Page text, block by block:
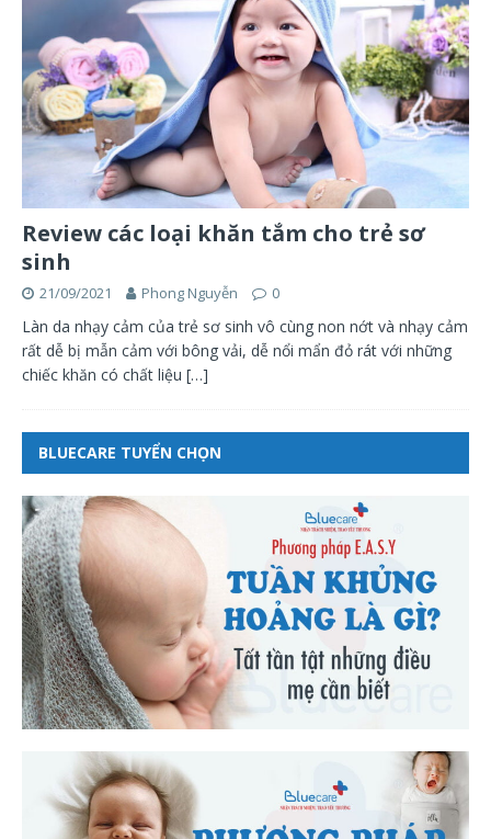
Review các loại khăn tắm cho trẻ sơ
sinh
21/09/2021 Phong Nguyễn 0
Làn da nhạy cảm của trẻ sơ sinh vô cùng non nớt và nhạy cảm
rất dễ bị mẫn cảm với bông vải, dễ nổi mẩn đỏ rát với những
chiếc khăn có chất liệu […]
BLUECARE TUYỂN CHỌN